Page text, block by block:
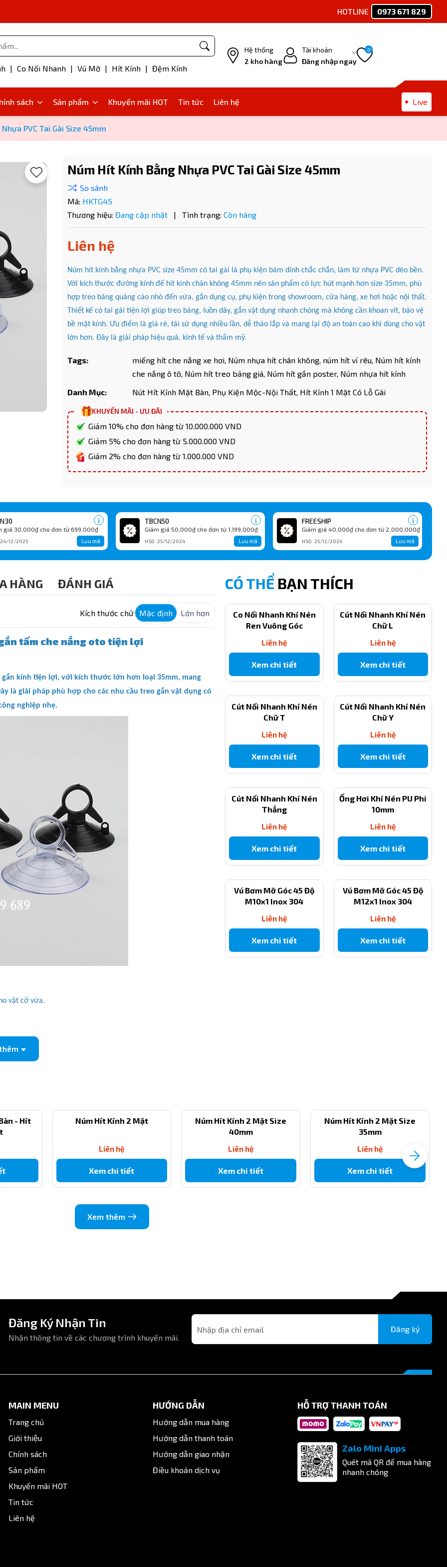
HOTLINE 0973 671 829
| Co Nối Nhanh | Vú Mỡ | Hít Kính | Đệm Kính
Hệ thống
2 kho hàng
Tài khoản
Đăng nhập ngay
0
sách Sản phẩm Khuyến mãi HOT Tin tức Liên hệ Live
PVC Tai Gài Size 45mm
Núm Hít Kính Bằng Nhựa PVC Tai Gài Size 45mm
Mã: HKTG45
Thương hiệu: Đang cập nhật | Tình trạng: Còn hàng
Liên hệ
Núm hít kính bằng nhựa PVC size 45mm có tai gài là phụ kiện bám dính chắc chắn, làm từ nhựa PVC dẻo bền.
Với kích thước đường kính đế hít kính chân không 45mm nên sản phẩm có lực hút mạnh hơn size 35mm, phù
hợp treo bảng quảng cáo nhỏ đến vừa, gắn dụng cụ, phụ kiện trong showroom, cửa hàng, xe hơi hoặc nội thất.
Thiết kế có tai gài tiện lợi giúp treo bảng, luồn dây, gắn vật dụng nhanh chóng mà không cần khoan vít, bảo vệ
bề mặt kính. Ưu điểm là giá rẻ, tái sử dụng nhiều lần, dễ tháo lắp và mang lại độ an toàn cao khi dùng cho vật
lớn hơn. Đây là giải pháp hiệu quả, kinh tế và thẩm mỹ.
Tags: miếng hít che nắng xe hơi, Núm nhựa hít chân không, núm hít vỉ rêu, Núm hít kính
che nắng ô tô, Núm hít treo bảng giá, Núm hít gắn poster, Núm nhựa hít kính
Danh Mục:
Nút Hít Kính Mặt Bàn, Phụ Kiện Mộc-Nội Thất, Hít Kính 1 Mặt Có Lỗ Gài
KHUYẾN MÃI - ƯU ĐÃI
Giảm 10% cho đơn hàng từ 10.000.000 VND
Giảm 5% cho đơn hàng từ 5.000.000 VND
Giảm 2% cho đơn hàng từ 1.000.000 VND
giá 30,000₫ cho đơn từ 699,000₫
24/12/2025 Lưu mã
TBCN50
Giảm giá 50,000₫ cho đơn từ 1,199,000₫
HSD: 25/12/2024 Lưu mã
FREESHIP
Giảm giá 40,000₫ cho đơn từ 2,000,000₫
HSD: 25/12/2024 Lưu mã
Mã giảm giá:
HÀNG ĐÁNH GIÁ
Kích thước chữ Mặc định Lớn hơn
tấm che nắng oto tiện lợi
gắn kính tiện lợi, với kích thước lớn hơn loại 35mm, mang
là giải pháp phù hợp cho các nhu cầu treo gắn vật dụng có
nghiệp nhẹ.
vật cỡ vừa.
cụ.
núm hít kính PVC 45mm có tai gài chính hãng, giá tốt, giao
CÓ THỂ BẠN THÍCH
Co Nối Nhanh Khí Nén
Ren Vuông Góc
Liên hệ
Xem chi tiết
Cút Nối Nhanh Khí Nén
Chữ L
Liên hệ
Xem chi tiết
Cút Nối Nhanh Khí Nén
Chữ T
Liên hệ
Xem chi tiết
Cút Nối Nhanh Khí Nén
Chữ Y
Liên hệ
Xem chi tiết
Cút Nối Nhanh Khí Nén
Thẳng
Liên hệ
Xem chi tiết
Ống Hơi Khí Nén PU Phi
10mm
Liên hệ
Xem chi tiết
Vú Bơm Mỡ Góc 45 Độ
M10x1 Inox 304
Liên hệ
Xem chi tiết
Vú Bơm Mỡ Góc 45 Độ
M12x1 Inox 304
Liên hệ
Xem chi tiết
- Hít
Núm Hít Kính 2 Mặt
Liên hệ
Xem chi tiết
Núm Hít Kính 2 Mặt Size
40mm
Liên hệ
Xem chi tiết
Núm Hít Kính 2 Mặt Size
35mm
Liên hệ
Xem chi tiết
Xem thêm
Đăng Ký Nhận Tin
Nhận thông tin về các chương trình khuyến mãi.
Đăng ký
MAIN MENU
Trang chủ
Giới thiệu
Chính sách
Sản phẩm
Khuyến mãi HOT
Tin tức
Liên hệ
HƯỚNG DẪN
Hướng dẫn mua hàng
Hướng dẫn thanh toán
Hướng dẫn giao nhận
Điều khoản dịch vụ
HỖ TRỢ THANH TOÁN
Zalo Mini Apps
Quét mã QR để mua hàng
nhanh chóng